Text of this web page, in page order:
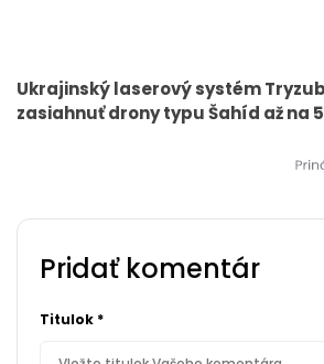
Ukrajinský laserový systém
zasiahnuť drony typu Šahíd až na
Pridať komentár
Titulok *